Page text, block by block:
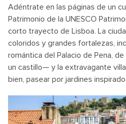
Adéntrate en las páginas de un
Patrimonio de la UNESCO
corto trayecto de Lisboa. La
coloridos y grandes fortalezas,
romántica del Palacio de Pena,
un castillo— y la extravagante
bien, pasear por jardines